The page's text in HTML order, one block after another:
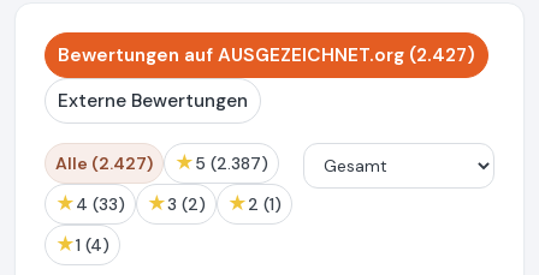
Bewertungen auf AUSGEZEICHNET.org (2.427)
Externe Bewertungen
Alle (2.427) ★ 5 (2.387)
★ 4 (33) ★ 3 (2) ★ 2 (1)
★ 1 (4)